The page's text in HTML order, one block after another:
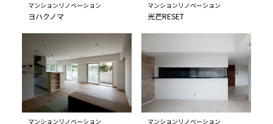
マンションリノベーション
ヨハクノマ
マンションリノベーション
光芒RESET
マンションリノベーション マンションリノベーション